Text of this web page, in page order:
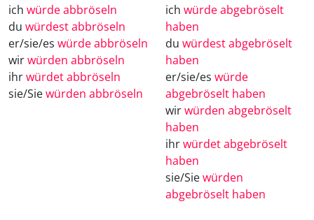
ich würde abbröseln
du würdest abbröseln
er/sie/es würde abbröseln
wirwürden abbröseln
ihrwürdet abbröseln
sie/Siewürden abbröseln
ich würde abgebröselt
haben
du würdest abgebröselt
haben
er/sie/es würde
abgebröselt haben
wirwürden abgebröselt
haben
ihrwürdet abgebröselt
haben
sie/Siewürden
abgebröselt haben